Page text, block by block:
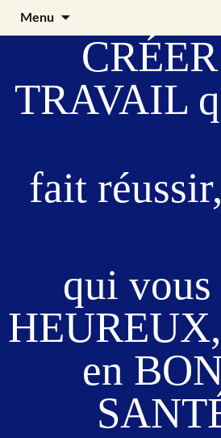
Julia Noyel
Menu
contenu
TRAVAIL
faitréussir,
qui vous
en